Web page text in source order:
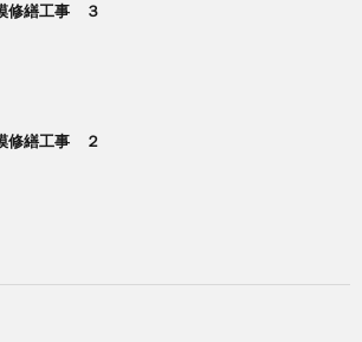
修繕工事 ３
修繕工事 ２